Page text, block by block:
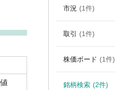
市況 (1件)
取引 (1件)
株価ボード (1件)
銘柄検索 (2件)